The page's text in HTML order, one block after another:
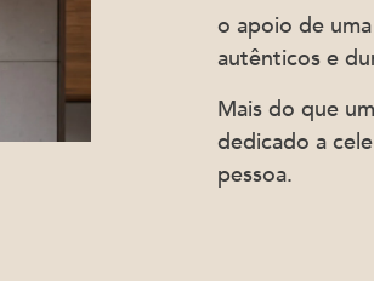
o apoio de
autênticos e
Mais do que
dedicado a
pessoa.